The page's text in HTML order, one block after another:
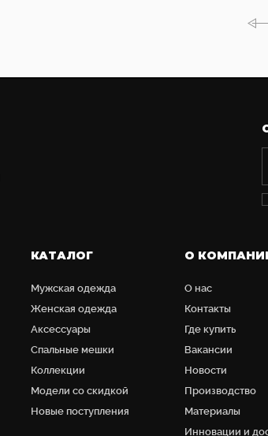
КАТАЛОГ
Мужская одежда
Женская одежда
Аксессуары
Cпальные мешки
Коллекции
Модели со скидкой
Новые поступления
О
О нас
Контакты
Где купить
Вакансии
Новости
Производство
Материалы
Инновации и